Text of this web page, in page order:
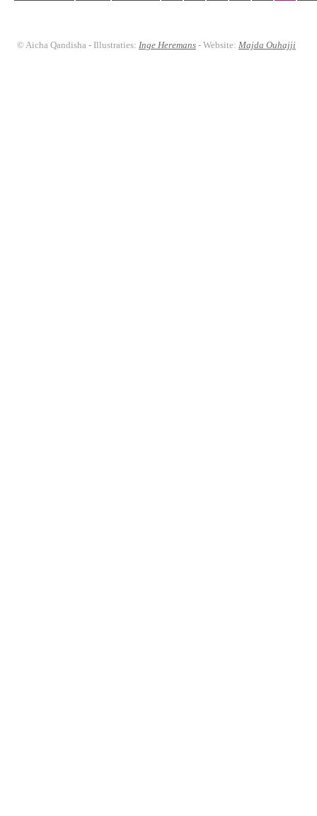
© Aicha Qandisha - Illustraties:Inge Heremans - Website:Majda Ouhajji